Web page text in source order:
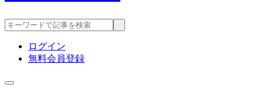
ログイン
無料会員登録